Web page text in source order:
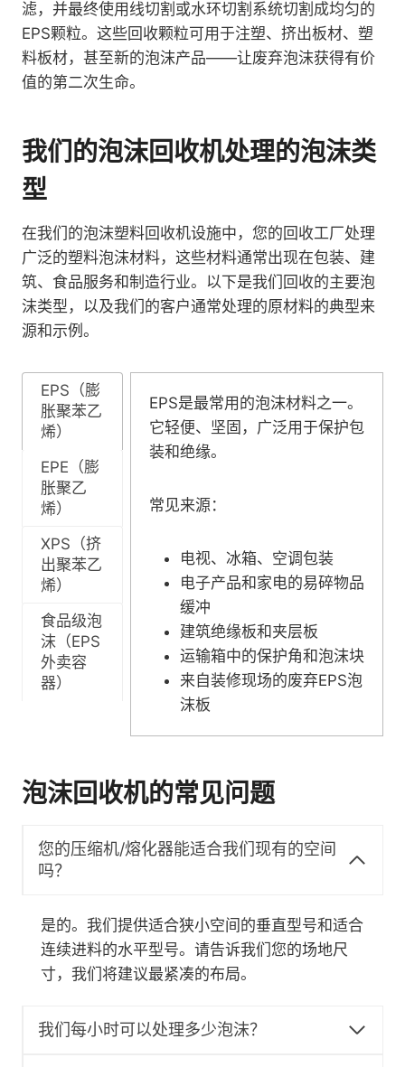
滤，并最终使用线切割或水环切割系统切割成均匀的
EPS颗粒。这些回收颗粒可用于注塑、挤出板材、塑
料板材，甚至新的泡沫产品——让废弃泡沫获得有价
值的第二次生命。
我们的泡沫回收机处理的泡沫类
型
在我们的泡沫塑料回收机设施中，您的回收工厂处理
广泛的塑料泡沫材料，这些材料通常出现在包装、建
筑、食品服务和制造行业。以下是我们回收的主要泡
沫类型，以及我们的客户通常处理的原材料的典型来
源和示例。
EPS（膨
胀聚苯乙
烯）
EPE（膨
胀聚乙
烯）
XPS（挤
出聚苯乙
烯）
食品级泡
沫（EPS
外卖容
器）
EPS是最常用的泡沫材料之一。
它轻便、坚固，广泛用于保护包
装和绝缘。
常见来源：
电视、冰箱、空调包装
电子产品和家电的易碎物品
缓冲
建筑绝缘板和夹层板
运输箱中的保护角和泡沫块
来自装修现场的废弃EPS泡
沫板
泡沫回收机的常见问题
您的压缩机/熔化器能适合我们现有的空间
吗？
是的。我们提供适合狭小空间的垂直型号和适合
连续进料的水平型号。请告诉我们您的场地尺
寸，我们将建议最紧凑的布局。
我们每小时可以处理多少泡沫？